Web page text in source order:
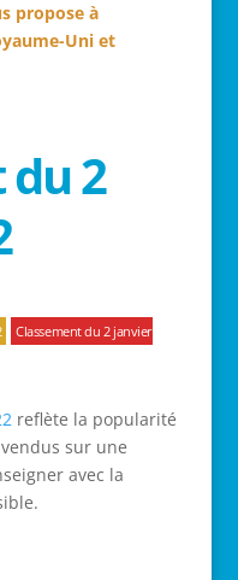
propose à
Uni et
2
Classement du 2 janvier
reflète la popularité
sur une
avec la